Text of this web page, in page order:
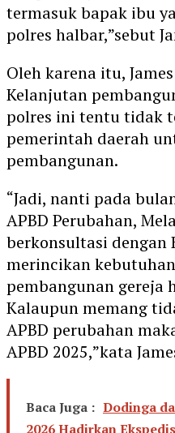
termasuk bapak ibu
polres halbar,”sebut
Oleh karena itu,
Kelanjutan
polres ini tentu tidak
pemerintah daerah
pembangunan.
“Jadi, nanti pada
APBD Perubahan,
berkonsultasi dengan
merincikan
pembangunan gereja
Kalaupun memang
APBD perubahan
APBD 2025,”kata
Baca Juga : Dodinga
2026 Hadirkan